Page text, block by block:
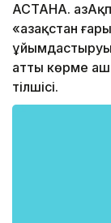
АСТАНА.
«Қазақстан
атты көрме
тілшісі.